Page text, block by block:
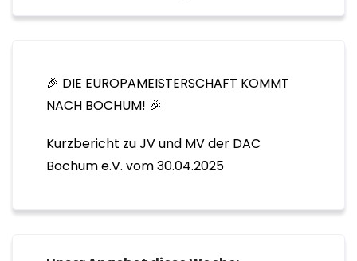
🎉 DIE EUROPAMEISTERSCHAFT KOMMT
NACH BOCHUM! 🎉
Kurzbericht zu JV und MV der DAC
Bochum e.V. vom 30.04.2025